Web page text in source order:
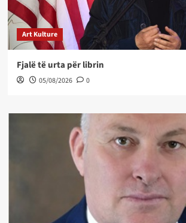
Art Kulture
Fjalë të urta për librin
05/08/2026 0